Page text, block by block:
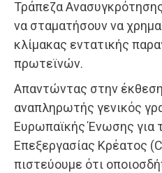
Τράπεζα
να σταματήσουν να
κλίμακας εντατικής
πρωτεϊνών.
Απαντώντας στην
αναπληρωτής γενικός
Ευρωπαϊκής Ένωσης για
Επεξεργασίας Κρέατος
πιστεύουμε ότι